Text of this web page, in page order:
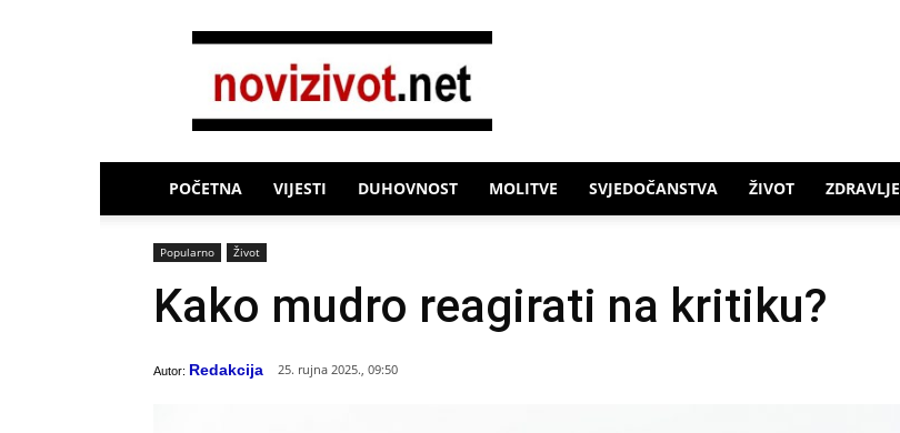
Novi
POČETNA VIJESTI DUHOVNOST MOLITVE SVJEDOČANSTVA ŽIVOT ZDRAVLJE
Popularno Život
Kako mudro reagirati na kritiku?
Autor: Redakcija 25. rujna 2025., 09:50